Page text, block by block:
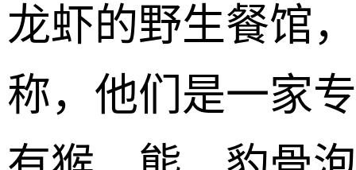
龙虾的野生餐馆
称，他们是一家